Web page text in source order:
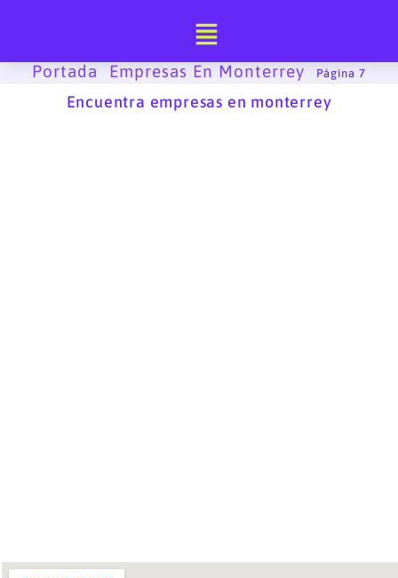
Portada
Empresas En Monterrey Página 7
Encuentra empresas en monterrey